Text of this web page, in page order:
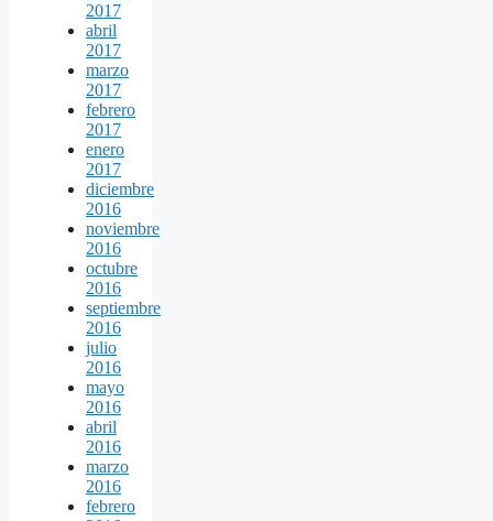
2017
abril
2017
marzo
2017
febrero
2017
enero
2017
diciembre
2016
noviembre
2016
octubre
2016
septiembre
2016
julio
2016
mayo
2016
abril
2016
marzo
2016
febrero